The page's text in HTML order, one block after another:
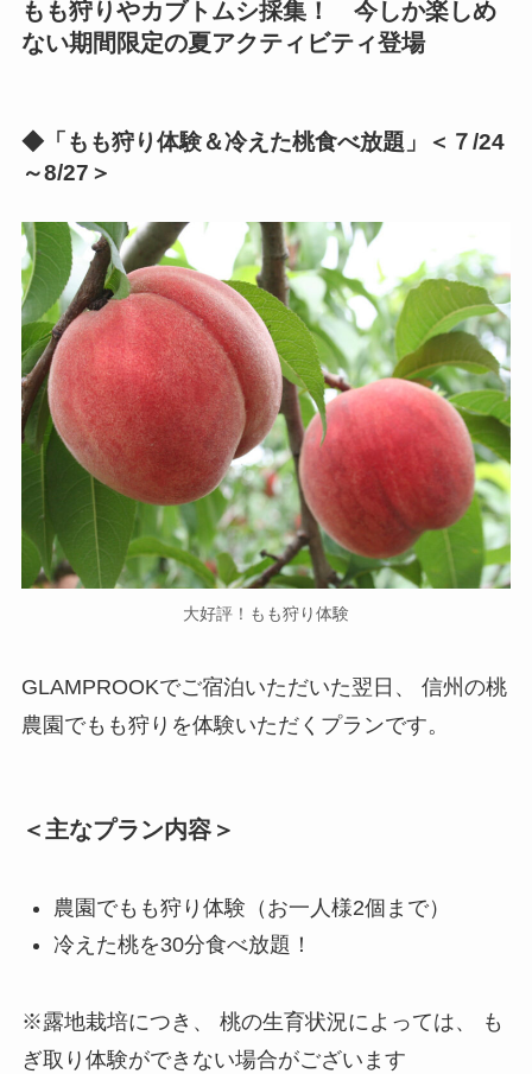
もも狩りやカブトムシ採集！ 今しか楽しめ
ない期間限定の夏アクティビティ登場
◆「もも狩り体験＆冷えた桃食べ放題」＜７/24
～8/27＞
大好評！もも狩り体験
GLAMPROOKでご宿泊いただいた翌日、 信州の桃
農園でもも狩りを体験いただくプランです。
＜主なプラン内容＞
農園でもも狩り体験（お一人様2個まで）
冷えた桃を30分食べ放題！
※露地栽培につき、 桃の生育状況によっては、 も
ぎ取り体験ができない場合がございます